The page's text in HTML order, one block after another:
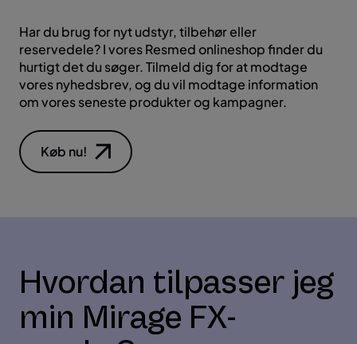
Har du brug for nyt udstyr, tilbehør eller
reservedele? I vores Resmed onlineshop finder du
hurtigt det du søger. Tilmeld dig for at modtage
vores nyhedsbrev, og du vil modtage information
om vores seneste produkter og kampagner.
Køb nu!
Hvordan tilpasser jeg
min Mirage FX-